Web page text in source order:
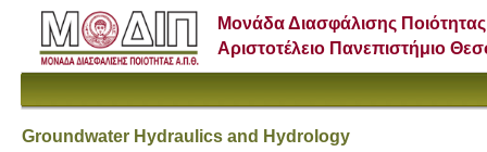
Μονάδα Διασφάλισης Ποιότητας
Αριστοτέλειο Πανεπιστήμιο
Groundwater Hydraulics and Hydrology